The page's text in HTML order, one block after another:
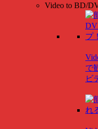
Video to BD/
で
ビ